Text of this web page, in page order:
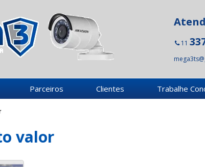
11
Parceiros Clientes Trabalhe
valor